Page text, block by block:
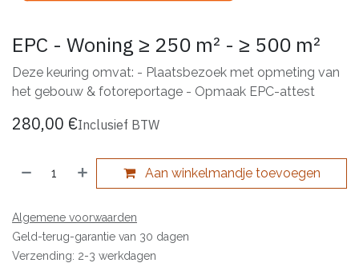
EPC - Woning ≥ 250 m² - ≥ 500 m²
Deze keuring omvat: - Plaatsbezoek met opmeting van
het gebouw & fotoreportage - Opmaak EPC-attest
280,00 €Inclusief BTW
Aan winkelmandje toevoegen
Algemene voorwaarden
Geld-terug-garantie van 30 dagen
Verzending: 2-3 werkdagen